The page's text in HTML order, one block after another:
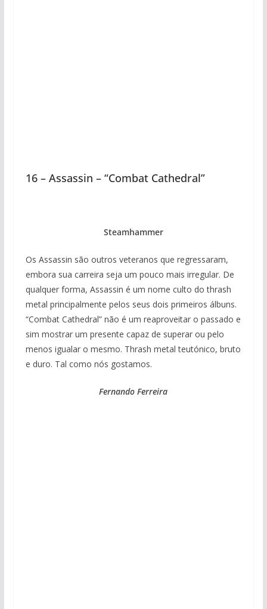
16 – Assassin – “Combat Cathedral”
Steamhammer
Os Assassin são outros veteranos que regressaram,
embora sua carreira seja um pouco mais irregular. De
qualquer forma, Assassin é um nome culto do thrash
metal principalmente pelos seus dois primeiros álbuns.
“Combat Cathedral” não é um reaproveitar o passado e
sim mostrar um presente capaz de superar ou pelo
menos igualar o mesmo. Thrash metal teutónico, bruto
e duro. Tal como nós gostamos.
Fernando Ferreira